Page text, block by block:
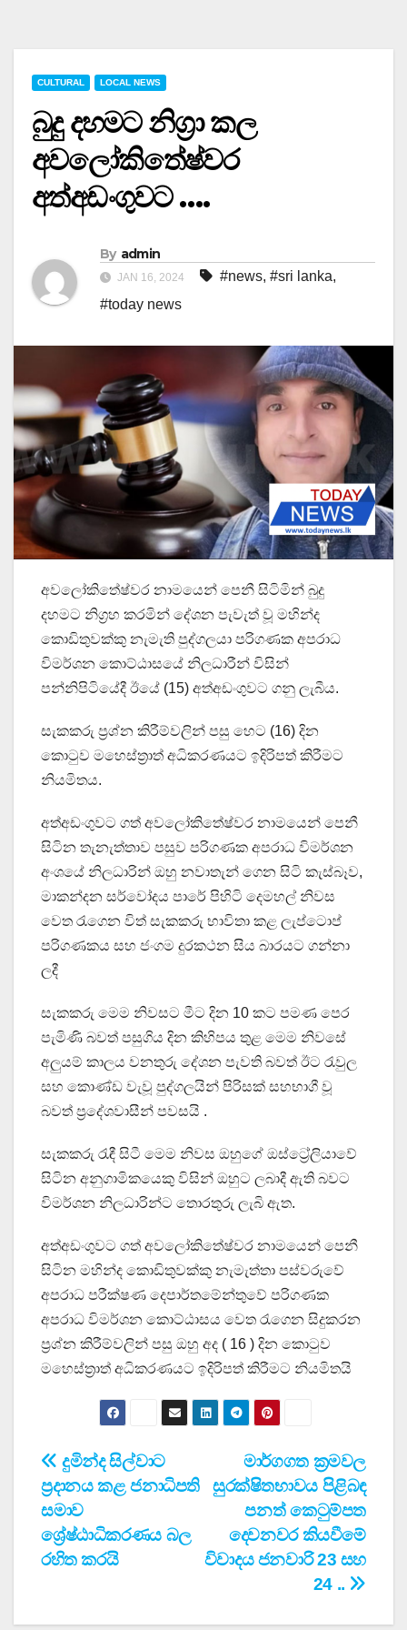
CULTURAL LOCAL NEWS
බුදු දහමට නිග්‍රා කල
අවලෝකිතේෂ්වර
අත්අඩංගුවට ….
By admin
JAN 16, 2024 #news, #sri lanka,
#today news
අවලෝකිතේෂ්වර නාමයෙන් පෙනී සිටිමින් බුදු
දහමට නිග්‍රහ කරමින් දේශන පැවැත් වූ මහින්ද
කොඩිතුවක්කු නැමැති පුද්ගලයා පරිගණක අපරාධ
විමර්ශන කොට්ඨාසයේ නිලධාරීන් විසින්
පන්නිපිටියේදී ඊයේ (15) අත්අඩංගුවට ගනු ලැබීය.
සැකකරු ප්‍රශ්න කිරීම්වලින් පසු හෙට (16) දින
කොටුව මහෙස්ත්‍රාත් අධිකරණයට ඉදිරිපත් කිරීමට
නියමිතය.
අත්අඩංගුවට ගත් අවලෝකිතේෂ්වර නාමයෙන් පෙනී
සිටින තැනැත්තාව පසුව පරිගණක අපරාධ විමර්ශන
අංශයේ නිලධාරින් ඔහු නවාතැන් ගෙන සිටි කැස්බෑව,
මාකන්දන සර්වෝදය පාරේ පිහිටි දෙමහල් නිවස
වෙත රැගෙන විත් සැකකරු භාවිතා කළ ලැප්ටොප්
පරිගණකය සහ ජංගම දුරකථන සිය බාරයට ගන්නා
ලදී
සැකකරු මෙම නිවසට මීට දින 10 කට පමණ පෙර
පැමිණි බවත් පසුගිය දින කිහිපය තුළ මෙම නිවසේ
අලුයම් කාලය වනතුරු දේශන පැවති බවත් ඊට රැවුල
සහ කොණ්ඩ වැවූ පුද්ගලයින් පිරිසක් සහභාගී වූ
බවත් ප්‍රදේශවාසීන් පවසයි .
සැකකරු රැඳී සිටී මෙම නිවස ඔහුගේ ඔස්ට්‍රේලියාවේ
සිටින අනුගාමිකයෙකු විසින් ඔහුට ලබාදී ඇති බවට
විමර්ශන නිලධාරින්ට තොරතුරු ලැබි ඇත.
අත්අඩංගුවට ගත් අවලෝකිතේෂ්වර නාමයෙන් පෙනී
සිටින මහින්ද කොඩිතුවක්කු නැමැත්තා පස්වරුවේ
අපරාධ පරීක්ෂණ දෙපාර්තමේන්තුවේ පරිගණක
අපරාධ විමර්ශන කොට්ඨාසය වෙත රැගෙන සිදුකරන
ප්‍රශ්න කිරීම්වලින් පසු ඔහු අද ( 16 ) දින කොටුව
මහෙස්ත්‍රාත් අධිකරණයට ඉදිරිපත් කිරීමට නියමිතයි
Post
navigation
මාර්ගගත ක්‍රමවල
සුරක්ෂිතභාවය පිළිබඳ
පනත් කෙටුම්පත
දෙවනවර කියවීමේ
විවාදය ජනවාරි 23 සහ
24 ..
දුමින්ද සිල්වාට
ප්‍රදානය කළ ජනාධිපති
සමාව
ශ්‍රේෂ්ඨාධිකරණය බල
රහිත කරයි